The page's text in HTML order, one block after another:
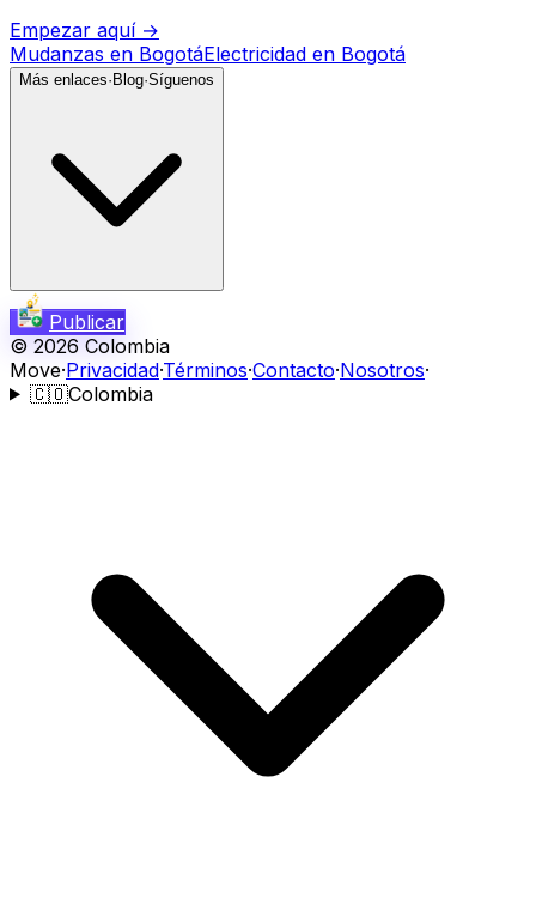
Empezar aquí→
Mudanzas en BogotáElectricidad en Bogotá
Más enlaces·Blog·Síguenos
Publicar
© 2026 Colombia
Move·Privacidad·Términos·Contacto·Nosotros·
🇨🇴Colombia